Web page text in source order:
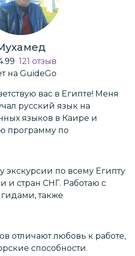
121 отзыв
на GuideGo
вас в Египте! Меня
русский язык на
языков в Каире и
программу по
экскурсии по всему Египту
и стран СНГ. Работаю с
также
отличают любовь к работе,
способности.